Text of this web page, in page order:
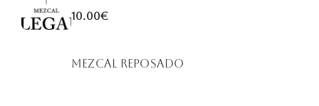
10.00€
Mezcal Reposado